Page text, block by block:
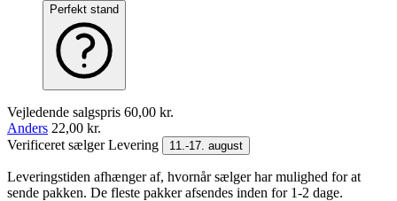
Perfekt stand
Vejledende salgspris 60,00 kr.
Anders 22,00 kr.
Verificeret sælgerLevering 11.-17. august
Leveringstiden afhænger af, hvornår sælger har mulighed for at
sende pakken. De fleste pakker afsendes inden for 1-2 dage.